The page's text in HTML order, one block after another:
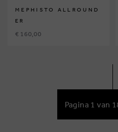
MEPHISTO ALLROUND
ER
€ 160,00
NAAR